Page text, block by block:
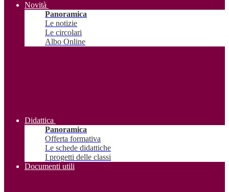
Novità
Panoramica
Le notizie
Le circolari
Albo Online
Didattica
Panoramica
Offerta formativa
Le schede didattiche
I progetti delle classi
Documenti utili